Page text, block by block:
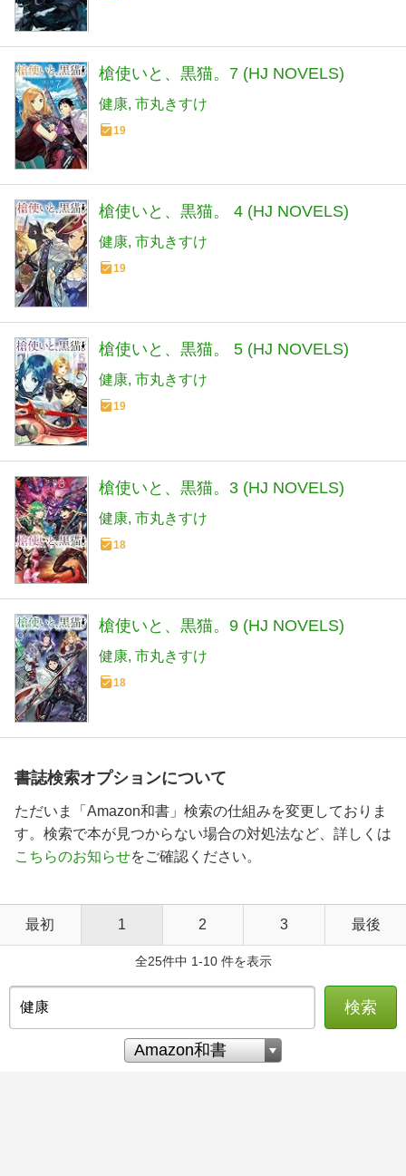
槍使いと、黒猫。7 (HJ NOVELS)
健康 市丸きすけ
19
槍使いと、黒猫。 4 (HJ NOVELS)
健康 市丸きすけ
19
槍使いと、黒猫。 5 (HJ NOVELS)
健康 市丸きすけ
19
槍使いと、黒猫。3 (HJ NOVELS)
健康 市丸きすけ
18
槍使いと、黒猫。9 (HJ NOVELS)
健康 市丸きすけ
18
書誌検索オプションについて
ただいま「Amazon和書」検索の仕組みを変更しておりま
す。検索で本が見つからない場合の対処法など、詳しくは
こちらのお知らせをご確認ください。
最初 1 2 3 最後
全25件中 1-10 件を表示
検索